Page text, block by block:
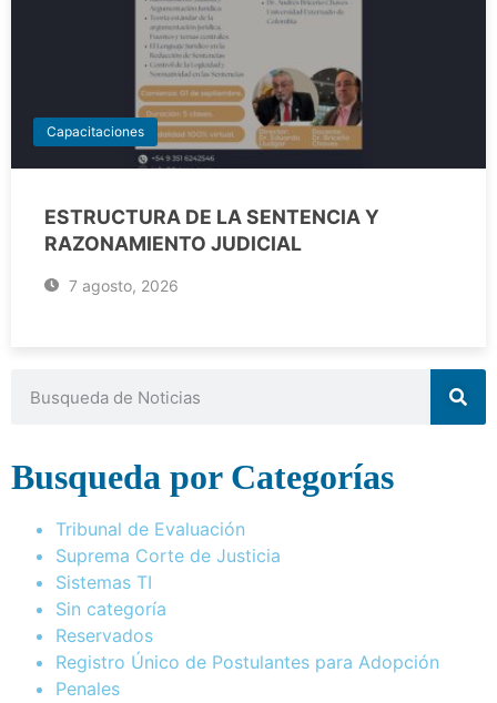
Capacitaciones
ESTRUCTURA DE LA SENTENCIA Y
RAZONAMIENTO JUDICIAL
7 agosto, 2026
Busqueda por Categorías
Tribunal de Evaluación
Suprema Corte de Justicia
Sistemas TI
Sin categoría
Reservados
Registro Único de Postulantes para Adopción
Penales